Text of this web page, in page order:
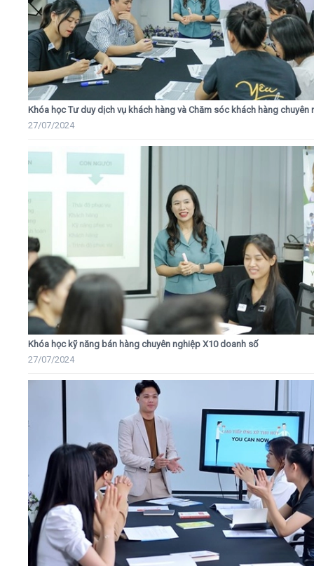
Khóa học Tư duy dịch vụ khách hàng và Chăm sóc khách hàng chuyên
27/07/2024
Khóa học kỹ năng bán hàng chuyên nghiệp X10 doanh số
27/07/2024